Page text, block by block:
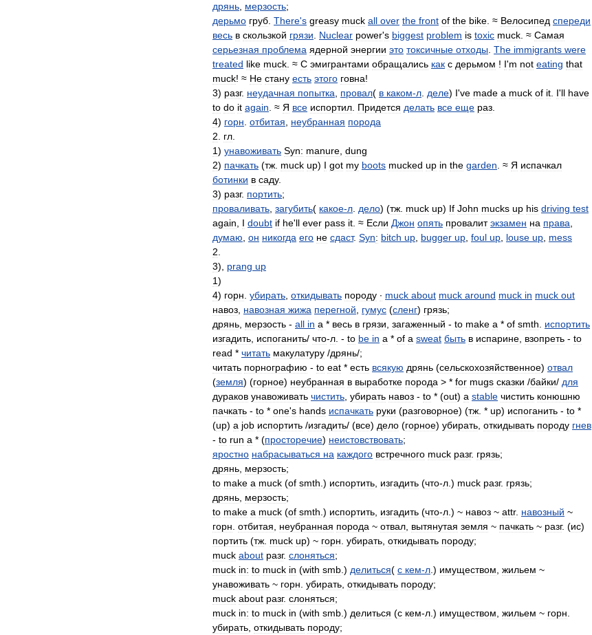
дрянь мерзость;
дерьмо груб There's greasy muck all over the front of the bike . ≈ Велосипед спереди
весь в скользкой грязи Nuclear power's biggest problem is toxic muck . ≈ Самая
серьезная проблема ядерной энергии это токсичные отходы The immigrants were
treated like muck . ≈ С эмигрантами обращались как с дерьмом ! I'm not eating that
muck! ≈ Не стану есть этого говна!
3) разг. неудачная попытка провал( в каком-л деле) I've made a muck of it I'll have
to do it again . ≈ Я все испортил Придется делать все еще раз
4) горн отбитая неубранная порода
2
гл
1) унавоживать Syn: manure dung
2) пачкать (тж muck up) I got my boots mucked up in the garden . ≈ Я испачкал
ботинки в саду.
3) разг. портить;
проваливать загубить( какое-л дело) (тж muck up) If John mucks up his driving test
again
I doubt if he'll ever pass it . ≈ Если Джон опять провалит экзамен на права
думаю он никогда его не сдаст. Syn: bitch up bugger up foul up louse up mess
2
3), prang up
1)
4) горн убирать откидывать породу ∙ muck about muck around muck in muck out
навоз навозная жижа перегной гумус (сленг) грязь;
дрянь мерзость - all in a * весь в грязи загаженный - to make a * of smth испортить
изгадить испоганить/ что-л . - to be in a * of a sweat быть в испарине взопреть - to
read * читать макулатуру /дрянь/;
читать порнографию - to eat * есть всякую дрянь (сельскохозяйственное) отвал
(земля) (горное) неубранная в выработке порода > * for mugs сказки /байки/ для
дураков унавоживать чистить убирать навоз - to * (out) a stable чистить конюшню
пачкать - to * one's hands испачкать руки (разговорное) (тж . * up) испоганить - to *
(up) a job испортить /изгадить/ (все) дело (горное) убирать откидывать породу гнев
- to run a * (просторечие) неистовствовать;
яростно набрасываться на каждого встречного muck разг. грязь;
дрянь мерзость;
to make a muck (of smth .) испортить изгадить (что-л .) muck разг. грязь;
дрянь мерзость;
to make a muck (of smth .) испортить изгадить (что-л .) ~ навоз ~ attr. навозный ~
горн отбитая неубранная порода ~ отвал вытянутая земля ~ пачкать ~ разг. (ис)
портить (тж muck up) ~ горн убирать откидывать породу;
muck about разг. слоняться;
muck in: to muck in (with smb .) делиться( с кем-л .) имуществом жильем ~
унавоживать ~ горн убирать откидывать породу;
muck about разг. слоняться;
muck in: to muck in (with smb .) делиться (с кем-л .) имуществом жильем ~ горн
убирать откидывать породу;